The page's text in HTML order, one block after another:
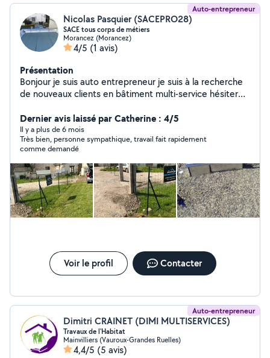
Auto-entrepreneur
Nicolas Pasquier (SACEPRO28)
SACE tous corps de métiers
Morancez (Morancez)
4/5 (1 avis)
Présentation
Bonjour je suis auto entrepreneur je suis à la recherche
de nouveaux clients en bâtiment multi-service hésiter
cordialement
Dernier avis laissé par Catherine : 4/5
Il y a plus de 6 mois
Très bien, personne sympathique, travail fait rapidement
comme demandé
Voir le profil Contacter
Auto-entrepreneur
Dimitri CRAINET (DIMI MULTISERVICES)
Travaux de l'Habitat
Mainvilliers (Vauroux-Grandes Ruelles)
4,4/5 (5 avis)